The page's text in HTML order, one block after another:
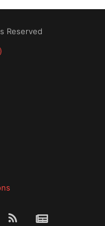
Reserved
RSS News